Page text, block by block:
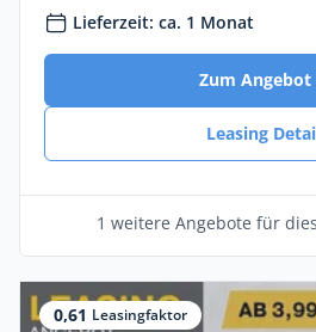
Lieferzeit: ca. 1 Monat
Zum Angebot
Leasing
1 weitere Angebote für
0,61 Leasingfaktor